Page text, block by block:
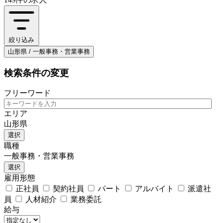
絞り込み
山形県 / 一般事務・営業事務
検索条件の変更
フリーワード
エリア
山形県
選択
職種
一般事務・営業事務
選択
雇用形態
正社員
契約社員 パート アルバイト
派遣社
員
人材紹介
業務委託
給与